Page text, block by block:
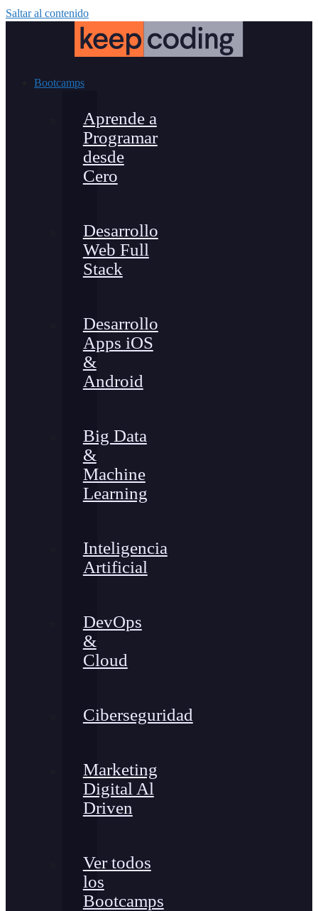
Saltar al contenido
Bootcamps
Aprende a
Programar
desde
Cero
Desarrollo
Web Full
Stack
Desarrollo
Apps iOS
&
Android
Big Data
&
Machine
Learning
Inteligencia
Artificial
DevOps
&
Cloud
Ciberseguridad
Marketing
Digital Al
Driven
Ver todos
los
Bootcamps